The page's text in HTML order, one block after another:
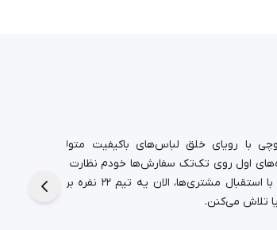
با رویای خلق لباس‌های باکیفیت متولد شد.
اول روی تک‌تک سفارش‌ها خودم نظارت داشتم،
اما با استقبال مشتری‌ها، الان یه تیم ۲۲ نفره برای این
تلاش می‌کنن.